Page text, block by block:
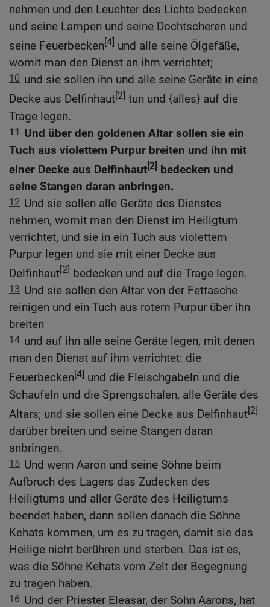
nehmen und den Leuchter des Lichts bedecken
und seine Lampen und seine Dochtscheren und
seine Feuerbecken[4] und alle seine Ölgefäße,
womit man den Dienst an ihm verrichtet;
10 und sie sollen ihn und alle seine Geräte in eine
Decke aus Delfinhaut[2] tun und {alles} auf die
Trage legen.
11 Und über den goldenen Altar sollen sie ein
Tuch aus violettem Purpur breiten und ihn mit
einer Decke aus Delfinhaut[2] bedecken und
seine Stangen daran anbringen.
12 Und sie sollen alle Geräte des Dienstes
nehmen, womit man den Dienst im Heiligtum
verrichtet, und sie in ein Tuch aus violettem
Purpur legen und sie mit einer Decke aus
Delfinhaut[2] bedecken und auf die Trage legen.
13 Und sie sollen den Altar von der Fettasche
reinigen und ein Tuch aus rotem Purpur über ihn
breiten
14 und auf ihn alle seine Geräte legen, mit denen
man den Dienst auf ihm verrichtet: die
Feuerbecken[4] und die Fleischgabeln und die
Schaufeln und die Sprengschalen, alle Geräte des
Altars; und sie sollen eine Decke aus Delfinhaut[2]
darüber breiten und seine Stangen daran
anbringen.
15 Und wenn Aaron und seine Söhne beim
Aufbruch des Lagers das Zudecken des
Heiligtums und aller Geräte des Heiligtums
beendet haben, dann sollen danach die Söhne
Kehats kommen, um es zu tragen, damit sie das
Heilige nicht berühren und sterben. Das ist es,
was die Söhne Kehats vom Zelt der Begegnung
zu tragen haben.
16 Und der Priester Eleasar, der Sohn Aarons, hat